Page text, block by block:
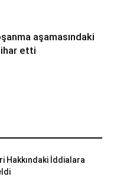
aşamasındaki
etti
Hakkındaki İddialara